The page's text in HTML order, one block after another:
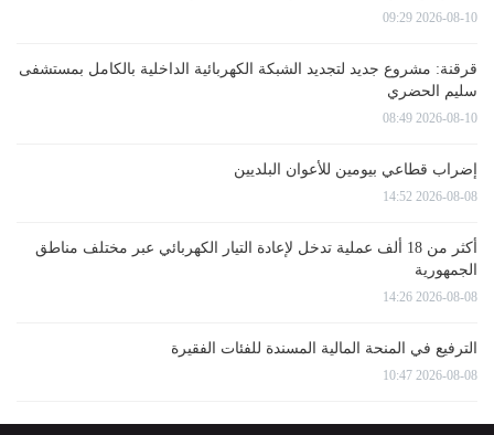
2026-08-10 09:29
قرقنة: مشروع جديد لتجديد الشبكة الكهربائية الداخلية بالكامل بمستشفى
سليم الحضري
2026-08-10 08:49
إضراب قطاعي بيومين للأعوان البلديين
2026-08-08 14:52
أكثر من 18 ألف عملية تدخل لإعادة التيار الكهربائي عبر مختلف مناطق
الجمهورية
2026-08-08 14:26
الترفيع في المنحة المالية المسندة للفئات الفقيرة
2026-08-08 10:47